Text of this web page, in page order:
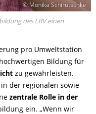
© Monika Schirutschke
des LBV einen
pro Umweltstation
Bildung für
zu gewährleisten.
der regionalen sowie
zentrale Rolle in der
ein. „Wenn wir